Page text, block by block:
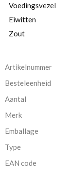
Voedingsvezel
Eiwitten
Zout
Artikelnummer
Besteleenheid
Aantal
Merk
Emballage
Type
EAN code